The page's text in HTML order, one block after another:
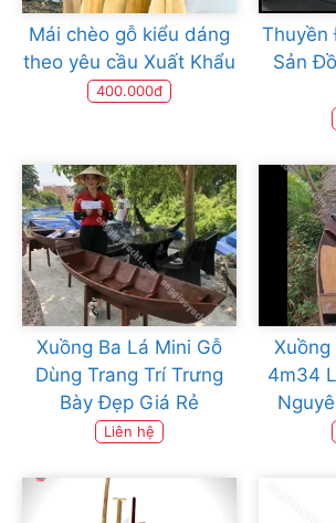
Mái chèo gỗ kiểu dáng
theo yêu cầu Xuất Khẩu
400.000đ
Thuyền
Sản
Xuồng Ba Lá Mini Gỗ
Dùng Trang Trí Trưng
Bày Đẹp Giá Rẻ
Liên hệ
Xuồng
4m34